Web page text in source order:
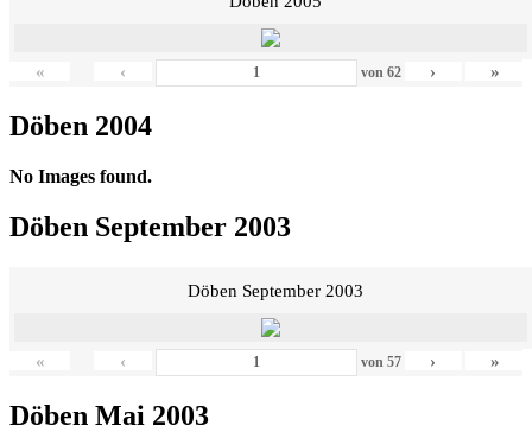
« ‹ von 62 › »
Döben 2004
No Images found.
Döben September 2003
Döben September 2003
« ‹ von 57 › »
Döben Mai 2003